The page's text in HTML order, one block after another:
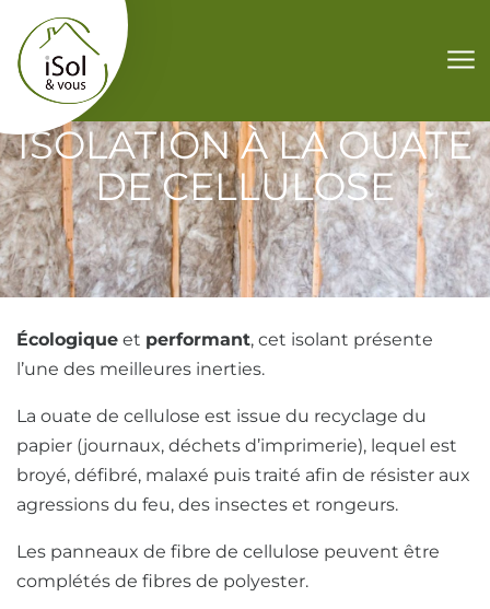
Aller au contenu
ISOLATION À LA OUATE
DE CELLULOSE
Écologique et performant, cet isolant présente
l’une des meilleures inerties.
La ouate de cellulose est issue du recyclage du
papier (journaux, déchets d’imprimerie), lequel est
broyé, défibré, malaxé puis traité afin de résister aux
agressions du feu, des insectes et rongeurs.
Les panneaux de fibre de cellulose peuvent être
complétés de fibres de polyester.